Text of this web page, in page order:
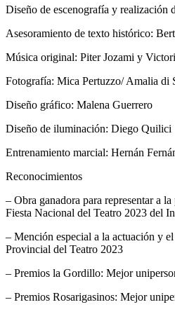
Diseño de escenografía y realización
Asesoramiento de texto histórico:
Música original: Piter Jozami y
Fotografía: Mica Pertuzzo/ Amalia di
Diseño gráfico: Malena Guerrero
Diseño de iluminación: Diego Quilici
Entrenamiento marcial: Hernán
Reconocimientos
– Obra ganadora para representar a
Fiesta Nacional del Teatro 2023 del
– Mención especial a la actuación y
Provincial del Teatro 2023
– Premios la Gordillo: Mejor
– Premios Rosarigasinos: Mejor